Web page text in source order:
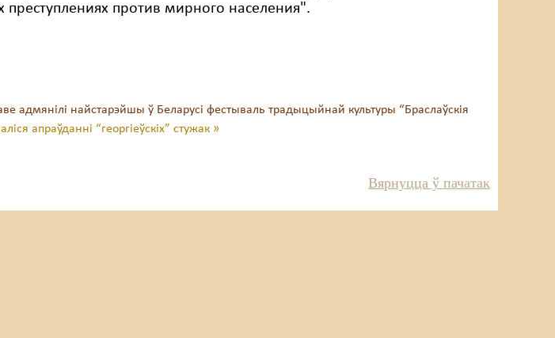
против мирного населения".
адмянілі найстарэйшы ў Беларусі фестываль традыцыйнай культуры “Браслаўскія
апраўданні “георгіеўскіх” стужак »
Вярнуцца ў пачатак